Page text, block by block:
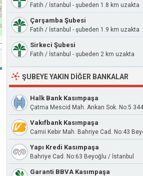
Fatih / İstanbul - şubeden 1.8 km uzakta
Çarşamba Şubesi
Fatih / İstanbul - şubeden 1.9 km uzakta
Sirkeci Şubesi
Fatih / İstanbul - şubeden 2 km uzakta
ŞUBEYE YAKIN DIĞER BANKALAR
Halk Bank Kasımpaşa
Vakıfbank Kasımpaşa
Yapı Kredi Kasımpaşa
Bahriye Cad. No:63 Beyoğlu / İstanbul
Garanti BBVA Kasımpaşa